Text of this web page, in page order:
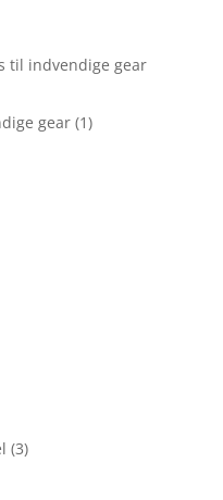
til indvendige gear
gear (1)
(3)